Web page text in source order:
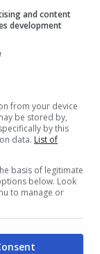
ebbene
oppure
a
and content
development
from your device
be stored by,
by this
data. List of
basis of legitimate
below. Look
to manage or